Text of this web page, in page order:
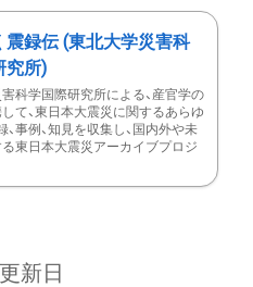
震録伝 (東北大学災害科
究所)
科学国際研究所による、産官学の
て、東日本大震災に関するあらゆ
、事例、知見を収集し、国内外や未
東日本大震災アーカイブプロジ
新日